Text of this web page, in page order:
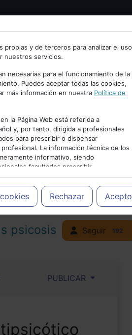
email.
Cancelar
propias y de terceros para analizar el uso
nuestros servicios.
necesarias para el funcionamiento de la
Puedes aceptar todas las cookies,
más información en nuestra Política de
la Página Web está referida a
y, por tanto, dirigida a profesionales
para prescribir o dispensar
La información técnica de los
informativo, siendo
facultados prescribir
caso concreto, el tratamiento más
paciente.
Rechazar Acepto
PUBLICIDAD
psicosis Seguir 192
PUBLICAR